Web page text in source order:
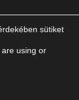
Szövetsége
sütiket
using or